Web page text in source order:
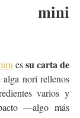
mini
es su carta de
alga nori rellenos
varios y
—algo más